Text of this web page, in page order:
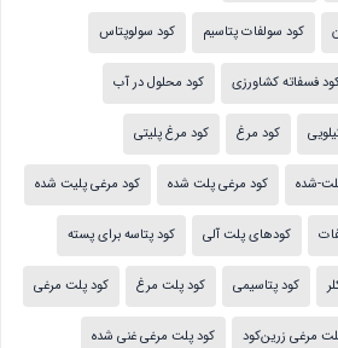
کود سولفات پتاسیم کود سولوپتاس
فسفاته کشاورزی کود محلول در آب
کود مرغ کود مرغ پلیتی
شده کود مرغی پلت شده کود مرغی پلیت شده
کودهای پلت آلی کود پتاسه برای پسته
کود پتاسیمی کود پلت مرغ کود پلت مرغی
مرغی زرین‌کود کود پلت مرغی غنی شده